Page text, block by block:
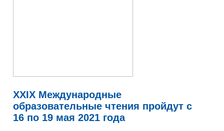
XXIX Международные
образовательные чтения пройдут с
16 по 19 мая 2021 года